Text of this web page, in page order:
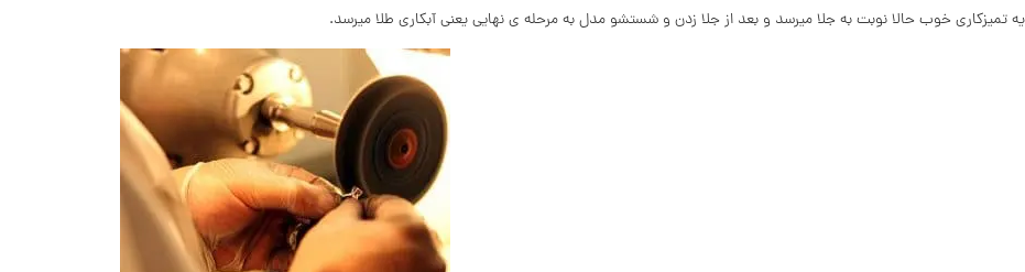
یه تمیزکاری خوب حالا نوبت به جلا میرسد و بعد از جلا زدن و شستشو مدل به مرحله ی نهایی یعنی آبکاری طلا میرسد.